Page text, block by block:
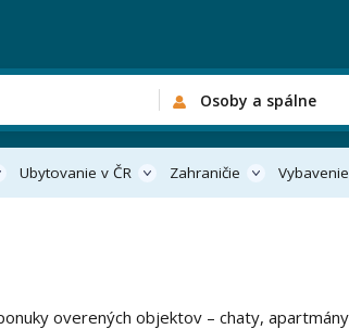
Osoby a spálne
Ubytovanie v ČR Zahraničie Vybavenie
overených objektov – chaty,